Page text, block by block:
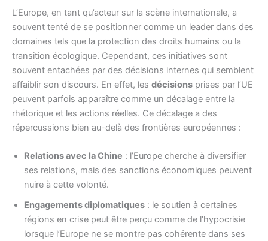
L’Europe, en tant qu’acteur sur la scène internationale, a
souvent tenté de se positionner comme un leader dans des
domaines tels que la protection des droits humains ou la
transition écologique. Cependant, ces initiatives sont
souvent entachées par des décisions internes qui semblent
affaiblir son discours. En effet, les décisions prises par l’UE
peuvent parfois apparaître comme un décalage entre la
rhétorique et les actions réelles. Ce décalage a des
répercussions bien au-delà des frontières européennes :
Relations avec la Chine : l’Europe cherche à diversifier
ses relations, mais des sanctions économiques peuvent
nuire à cette volonté.
Engagements diplomatiques : le soutien à certaines
régions en crise peut être perçu comme de l’hypocrisie
lorsque l’Europe ne se montre pas cohérente dans ses